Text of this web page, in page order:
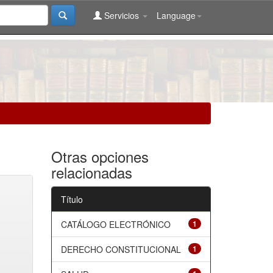
Language
Servicios
Otras opciones
relacionadas
Título
1
CATÁLOGO ELECTRÓNICO
1
DERECHO CONSTITUCIONAL